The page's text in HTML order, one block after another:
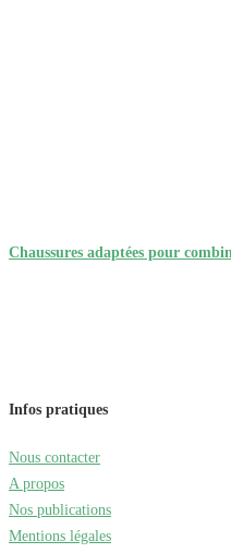
Chaussures adaptées pour
Infos pratiques
Nous contacter
A propos
Nos publications
Mentions légales